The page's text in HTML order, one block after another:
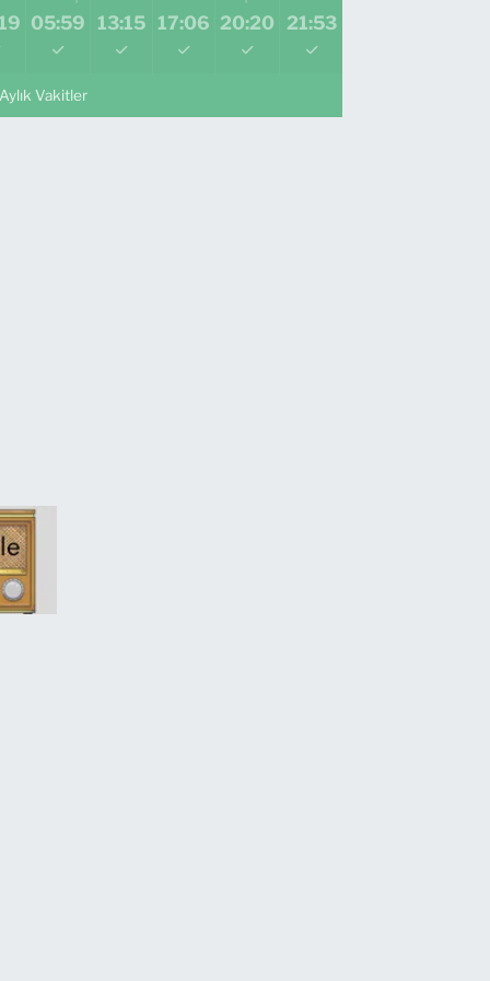
05:59 13:15 17:06 20:20 21:53
Aylık Vakitler